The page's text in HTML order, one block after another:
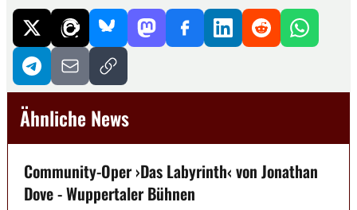
Ähnliche News
Community-Oper ›Das Labyrinth‹ von Jonathan
Dove - Wuppertaler Bühnen